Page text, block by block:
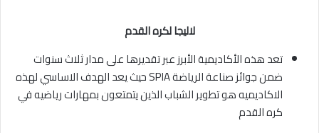
لاليجا لكره القدم
تعد هذه الأكاديمية الأبرز عبر تقديرها على مدار ثلاث سنوات
ضمن جوائز صناعة الرياضة SPIA حيث يعد الهدف الاساسي لهذه
الاكاديميه هو تطوير الشباب الذين يتمتعون بمهارات رياضيه في
كره القدم